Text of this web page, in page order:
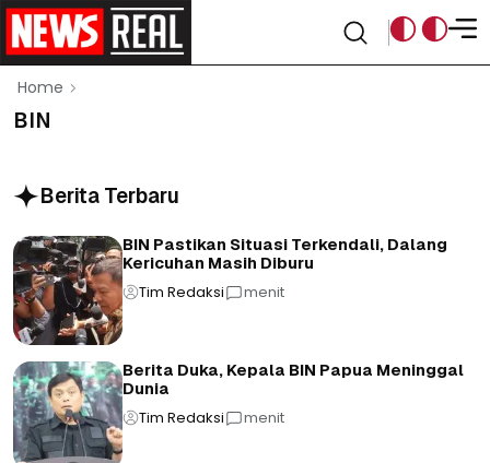
Home
BIN
Berita Terbaru
BIN Pastikan Situasi Terkendali, Dalang
Kericuhan Masih Diburu
Tim Redaksi menit
Berita Duka, Kepala BIN Papua Meninggal
Dunia
Tim Redaksi menit